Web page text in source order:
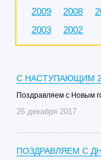
2009
2008
2003
2002
С НАСТУПАЮЩИМ
Поздравляем с Новым
26 декабря 2017
ПОЗДРАВЛЯЕМ С